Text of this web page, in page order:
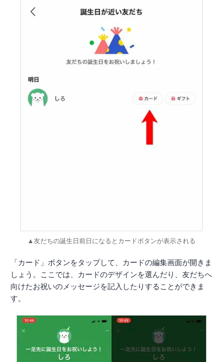
▲友だちの誕生日前日になるとカードボタンが表示される
「カード」ボタンをタップして、カードの編集画面が開きま
しょう。ここでは、カードのデザインを選んだり、友だちへ
向けたお祝いのメッセージを記入したりすることができま
す。